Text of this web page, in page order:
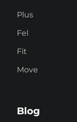
Plus
Fel
Fit
Move
Blog